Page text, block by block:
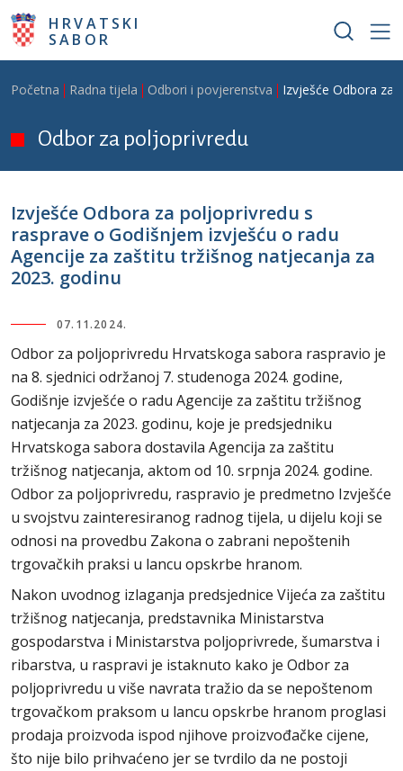
Skoči na glavni sadržaj
HRVATSKI
SABOR
Breadcrumb
Početna Radna tijela Odbori i povjerenstva Izvješće Odbora za
Odbor za poljoprivredu
Izvješće Odbora za poljoprivredu s
rasprave o Godišnjem izvješću o radu
Agencije za zaštitu tržišnog natjecanja za
2023. godinu
07.11.2024.
Odbor za poljoprivredu Hrvatskoga sabora raspravio je
na 8. sjednici održanoj 7. studenoga 2024. godine,
Godišnje izvješće o radu Agencije za zaštitu tržišnog
natjecanja za 2023. godinu, koje je predsjedniku
Hrvatskoga sabora dostavila Agencija za zaštitu
tržišnog natjecanja, aktom od 10. srpnja 2024. godine.
Odbor za poljoprivredu, raspravio je predmetno Izvješće
u svojstvu zainteresiranog radnog tijela, u dijelu koji se
odnosi na provedbu Zakona o zabrani nepoštenih
trgovačkih praksi u lancu opskrbe hranom.
Nakon uvodnog izlaganja predsjednice Vijeća za zaštitu
tržišnog natjecanja, predstavnika Ministarstva
gospodarstva i Ministarstva poljoprivrede, šumarstva i
ribarstva, u raspravi je istaknuto kako je Odbor za
poljoprivredu u više navrata tražio da se nepoštenom
trgovačkom praksom u lancu opskrbe hranom proglasi
prodaja proizvoda ispod njihove proizvođačke cijene,
što nije bilo prihvaćeno jer se tvrdilo da ne postoji